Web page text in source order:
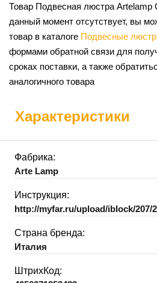
Товар Подвесная люстра Artelamp
данный момент отсутствует, вы
товар в каталоге Подвесные
формами обратной связи для
сроках поставки, а также
аналогичного товара
Характеристики
Фабрика:
Arte Lamp
Инструкция:
http://myfar.ru/upload/iblock/207/
Страна бренда:
Италия
ШтрихКод: